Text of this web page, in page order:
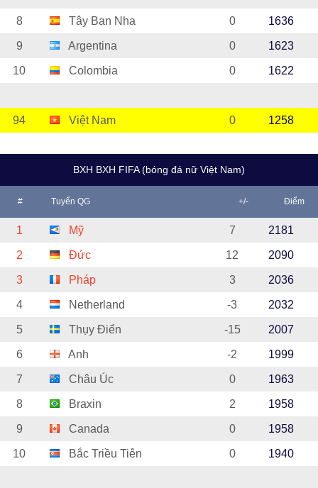
8 Tây Ban Nha 0 1636
9 Argentina 0 1623
10 Colombia 0 1622
94 Việt Nam 0 1258
BXH BXH FIFA (bóng đá nữ Việt Nam)
# Tuyển QG +/- Điểm
1 Mỹ 7 2181
2 Đức 12 2090
3 Pháp 3 2036
4 Netherland -3 2032
5 Thụy Điển -15 2007
6 Anh -2 1999
7 Châu Úc 0 1963
8 Braxin 2 1958
9 Canada 0 1958
10 Bắc Triều Tiên 0 1940